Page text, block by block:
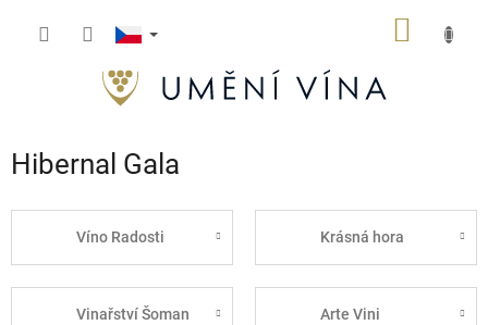
Hibernal Gala
Víno Radosti Krásná hora
Vinařství Šoman Arte Vini